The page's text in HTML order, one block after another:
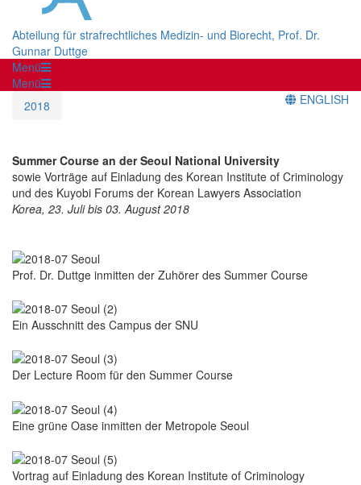
Abteilung für strafrechtliches Medizin- und Biorecht, Prof. Dr.
Gunnar Duttge
Menü
Menü
2018
ENGLISH
Summer Course an der Seoul National University
sowie Vorträge auf Einladung des Korean Institute of Criminology
und des Kuyobi Forums der Korean Lawyers Association
Korea, 23. Juli bis 03. August 2018
Prof. Dr. Duttge inmitten der Zuhörer des Summer Course
Ein Ausschnitt des Campus der SNU
Der Lecture Room für den Summer Course
Eine grüne Oase inmitten der Metropole Seoul
Vortrag auf Einladung des Korean Institute of Criminology